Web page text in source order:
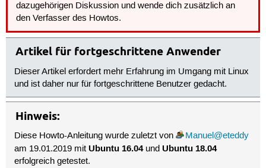
dazugehörigen Diskussion und wende dich zusätzlich an
den Verfasser des Howtos.
Artikel für fortgeschrittene Anwender
Dieser Artikel erfordert mehr Erfahrung im Umgang mit Linux
und ist daher nur für fortgeschrittene Benutzer gedacht.
Hinweis:
Diese Howto-Anleitung wurde zuletzt von
Manuel@eteddy
am 19.01.2019 mit Ubuntu 16.04und Ubuntu 18.04
erfolgreich getestet.